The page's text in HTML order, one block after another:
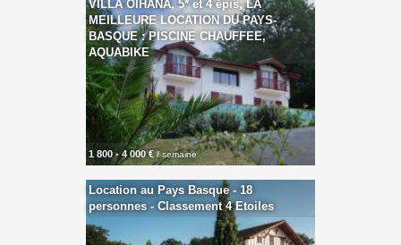
VILLA OIHANA, 5* et 4 épis, LA
MEILLEURE LOCATION DU PAYS-
BASQUE : PISCINE CHAUFFEE,
AQUABIKE
1 800 - 4 000 €/ semaine
Location au Pays Basque - 18
personnes - Classement 4 Etoiles